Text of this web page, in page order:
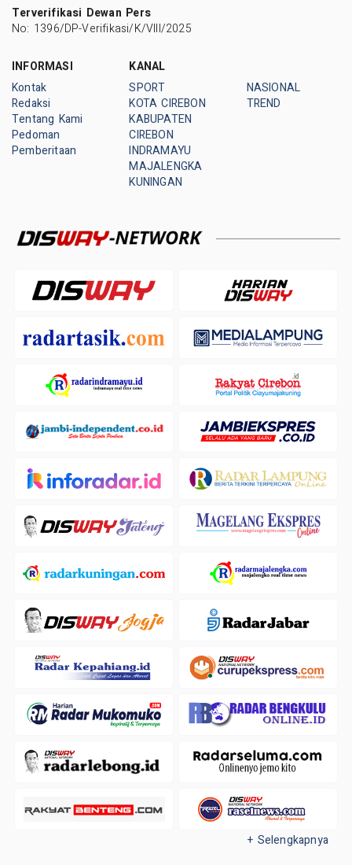
Terverifikasi Dewan Pers
No: 1396/DP-Verifikasi/K/VIII/2025
INFORMASI
Kontak
Redaksi
Tentang Kami
Pedoman
Pemberitaan
KANAL
SPORT
KOTA CIREBON
KABUPATEN
CIREBON
INDRAMAYU
MAJALENGKA
KUNINGAN
NASIONAL
TREND
+ Selengkapnya